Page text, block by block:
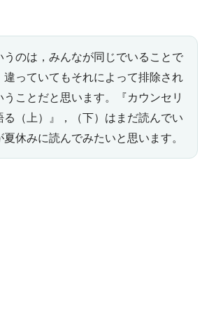
うのは，みんなが同じでいることで
違っていてもそれによって排除され
うことだと思います。『カウンセリ
る（上）』，（下）はまだ読んでい
夏休みに読んでみたいと思います。